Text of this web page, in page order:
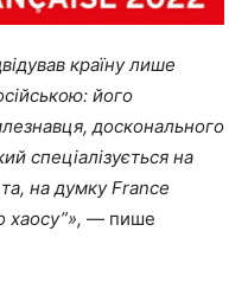
країну лише
його
досконального
спеціалізується на
на думку France
хаосу”», — пише